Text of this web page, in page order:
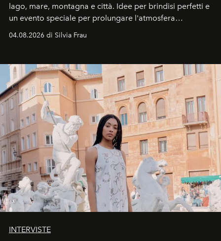
lago, mare, montagna e città. Idee per brindisi perfetti e
un evento speciale per prolungare l'atmosfera
04.08.2026 di Silvia Frau
INTERVISTE